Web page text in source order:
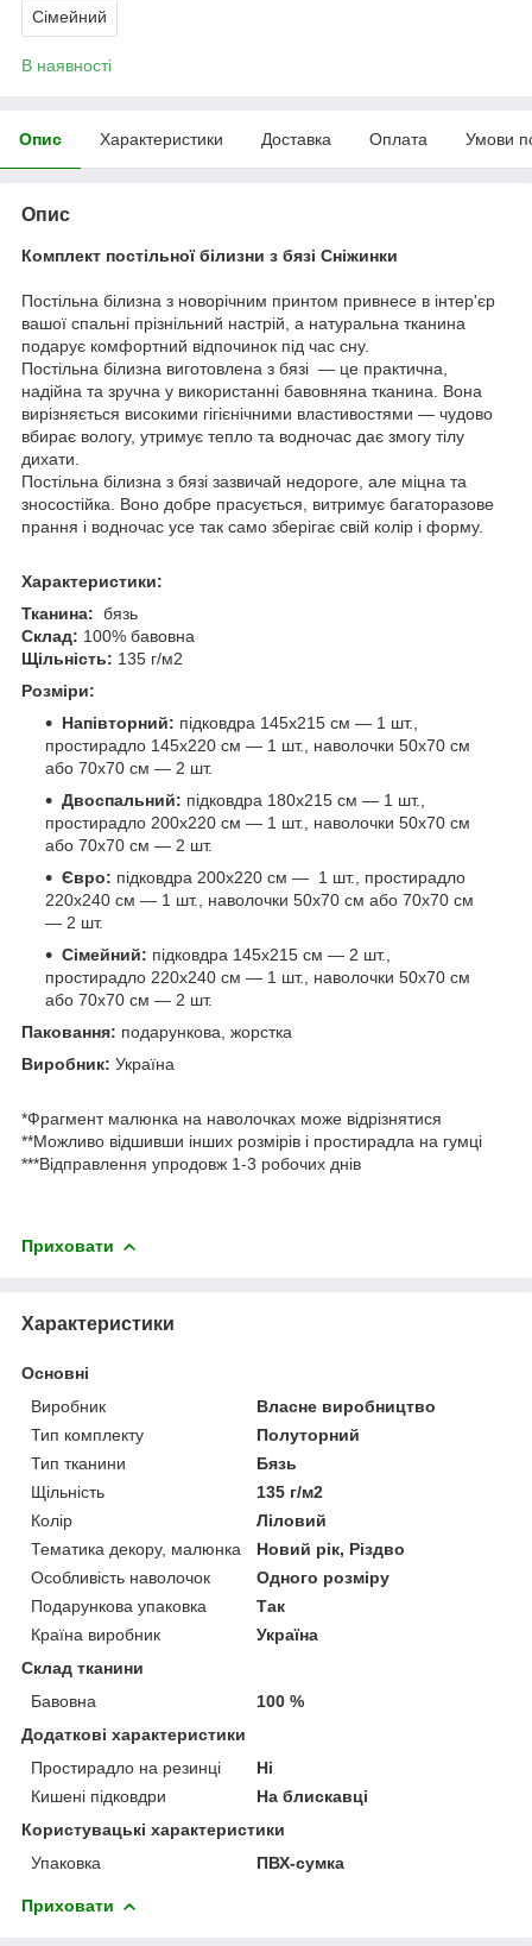
Сімейний
В наявності
Опис Характеристики Доставка Оплата Умови
Опис
Комплект постільної білизни з бязі Сніжинки
Постільна білизна з новорічним принтом привнесе в інтер'єр
вашої спальні прізнільний настрій, а натуральна тканина
подарує комфортний відпочинок під час сну.
Постільна білизна виготовлена з бязі — це практична,
надійна та зручна у використанні бавовняна тканина. Вона
вирізняється високими гігієнічними властивостями — чудово
вбирає вологу, утримує тепло та водночас дає змогу тілу
дихати.
Постільна білизна з бязі зазвичай недороге, але міцна та
зносостійка. Воно добре прасується, витримує багаторазове
прання і водночас усе так само зберігає свій колір і форму.
Характеристики:
Тканина: бязь
Склад: 100% бавовна
Щільність: 135 г/м2
Розміри:
Напівторний: підковдра 145х215 см — 1 шт.,
простирадло 145х220 см — 1 шт., наволочки 50х70 см
або 70х70 см — 2 шт.
Двоспальний: підковдра 180х215 см — 1 шт.,
простирадло 200х220 см — 1 шт., наволочки 50х70 см
або 70х70 см — 2 шт.
Євро: підковдра 200х220 см — 1 шт., простирадло
220х240 см — 1 шт., наволочки 50х70 см або 70х70 см
— 2 шт.
Сімейний: підковдра 145х215 см — 2 шт.,
простирадло 220х240 см — 1 шт., наволочки 50х70 см
або 70х70 см — 2 шт.
Паковання: подарункова, жорстка
Виробник: Україна
*Фрагмент малюнка на наволочках може відрізнятися
**Можливо відшивши інших розмірів і простирадла на гумці
***Відправлення упродовж 1-3 робочих днів
Приховати
Характеристики
Основні
Виробник
Власне виробництво
Тип комплекту
Полуторний
Тип тканини
Бязь
Щільність
135 г/м2
Колір
Ліловий
Тематика декору, малюнка
Новий рік, Різдво
Особливість наволочок
Одного розміру
Подарункова упаковка
Так
Країна виробник
Україна
Склад тканини
Бавовна
100 %
Додаткові характеристики
Простирадло на резинці
Ні
Кишені підковдри
На блискавці
Користувацькі характеристики
Упаковка
ПВХ-сумка
Приховати